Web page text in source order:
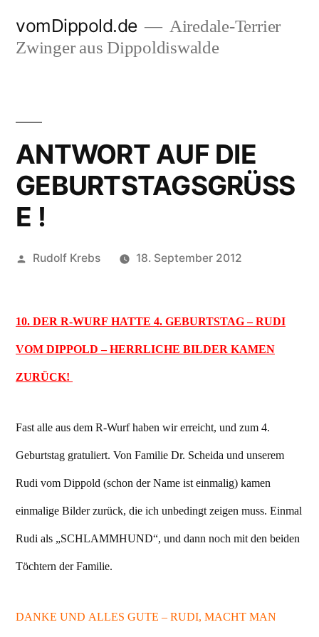
Inhalt
vomDippold.de
Airedale-Terrier
Zwinger aus Dippoldiswalde
ANTWORT AUF DIE
GEBURTSTAGSGRÜSS
E !
Veröffentlicht
Rudolf Krebs 18. September 2012
10. DER R-WURF HATTE 4. GEBURTSTAG – RUDI
VOM DIPPOLD – HERRLICHE BILDER KAMEN
ZURÜCK!
Fast alle aus dem R-Wurf haben wir erreicht, und zum 4.
Geburtstag gratuliert. Von Familie Dr. Scheida und unserem
Rudi vom Dippold (schon der Name ist einmalig) kamen
einmalige Bilder zurück, die ich unbedingt zeigen muss. Einmal
Rudi als „SCHLAMMHUND“, und dann noch mit den beiden
Töchtern der Familie.
DANKE UND ALLES GUTE – RUDI, MACHT MAN